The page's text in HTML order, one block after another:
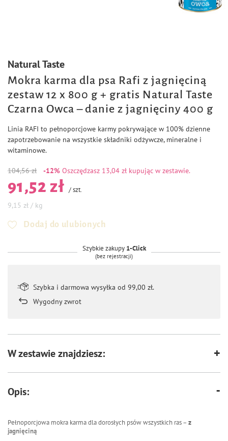
Natural Taste
Mokra karma dla psa Rafi z jagnięciną
zestaw 12 x 800 g + gratis Natural Taste
Czarna Owca – danie z jagnięciny 400 g
Linia RAFI to pełnoporcjowe karmy pokrywające w 100% dzienne
zapotrzebowanie na wszystkie składniki odżywcze, mineralne i
witaminowe.
104,56 zł -12% Oszczędzasz 13,04 zł kupując w zestawie.
91,52 zł /szt.
9,15 zł / kg
Dodaj do ulubionych
Szybkie zakupy 1-Click
(bez rejestracji)
Szybka i darmowa wysyłka od 99,00 zł.
Wygodny zwrot
W zestawie znajdziesz:
Opis:
Pełnoporcjowa mokra karma dla dorosłych psów wszystkich ras – z
jagnięciną